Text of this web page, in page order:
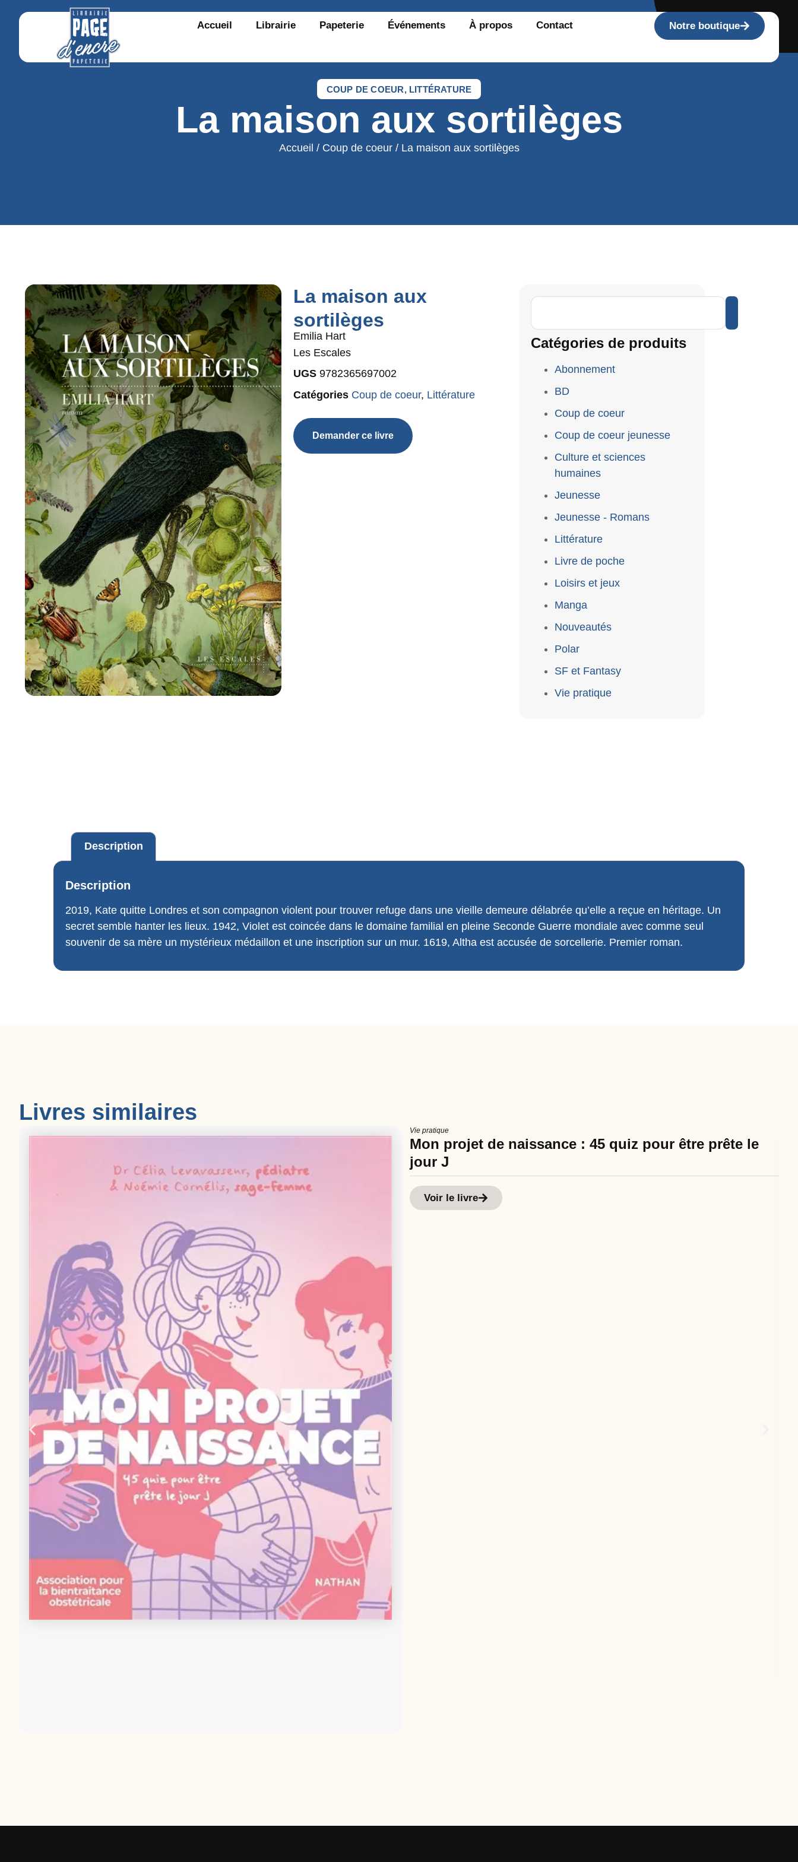
Accueil Librairie Papeterie Événements À propos Contact Notre boutique
COUP DE COEUR, LITTÉRATURE
La maison aux sortilèges
Accueil / Coup de coeur/ La maison aux sortilèges
La maison aux
sortilèges
Emilia Hart
Les Escales
UGS 9782365697002
Catégories Coup de coeur, Littérature
Demander ce livre
Catégories de produits
Abonnement
BD
Coup de coeur
Coup de coeur jeunesse
Culture et sciences
humaines
Jeunesse
Jeunesse - Romans
Littérature
Livre de poche
Loisirs et jeux
Manga
Nouveautés
Polar
SF et Fantasy
Vie pratique
Description
Description
2019, Kate quitte Londres et son compagnon violent pour trouver refuge dans une vieille demeure délabrée qu’elle a reçue en héritage. Un
secret semble hanter les lieux. 1942, Violet est coincée dans le domaine familial en pleine Seconde Guerre mondiale avec comme seul
souvenir de sa mère un mystérieux médaillon et une inscription sur un mur. 1619, Altha est accusée de sorcellerie. Premier roman.
Livres similaires
Vie pratique
Mon projet de naissance : 45 quiz pour être prête le
jour J
Voir le livre